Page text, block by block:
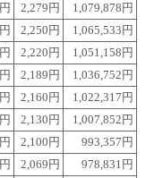
2,279円
1,079,878円
2,250円
1,065,533円
2,220円
1,051,158円
2,189円
1,036,752円
2,160円
1,022,317円
2,130円
1,007,852円
2,100円
993,357円
2,069円
978,831円